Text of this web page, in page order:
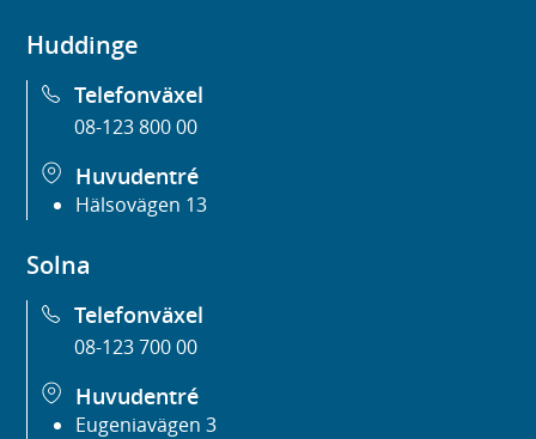
Huddinge
Telefonväxel
08-123 800 00
Huvudentré
Hälsovägen 13
Solna
Telefonväxel
08-123 700 00
Huvudentré
Eugeniavägen 3